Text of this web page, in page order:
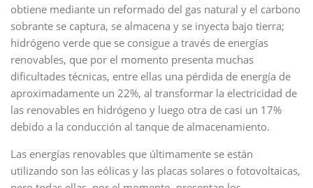
obtiene mediante un reformado del gas natural y el carbono
sobrante se captura, se almacena y se inyecta bajo tierra;
hidrógeno verde que se consigue a través de energías
renovables, que por el momento presenta muchas
dificultades técnicas, entre ellas una pérdida de energía de
aproximadamente un 22%, al transformar la electricidad de
las renovables en hidrógeno y luego otra de casi un 17%
debido a la conducción al tanque de almacenamiento.
Las energías renovables que últimamente se están
utilizando son las eólicas y las placas solares o fotovoltaicas,